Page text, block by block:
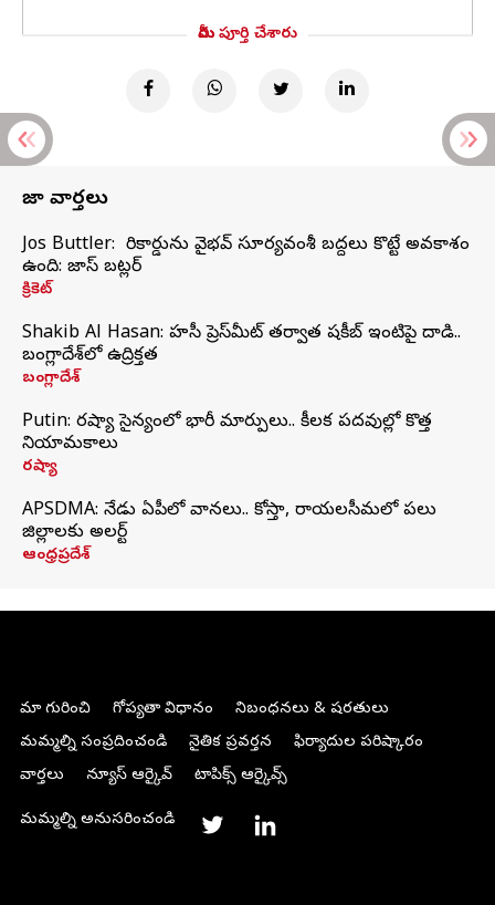
మీరు పూర్తి చేశారు
తాజా వార్తలు
Jos Buttler: నా రికార్డును వైభవ్ సూర్యవంశీ బద్దలు కొట్టే అవకాశం
ఉంది: జాస్ బట్లర్
క్రికెట్
Shakib Al Hasan: హసీనా ప్రెస్‌మీట్‌ తర్వాత షకీబ్‌ ఇంటిపై దాడి..
బంగ్లాదేశ్‌లో ఉద్రిక్తత
బంగ్లాదేశ్
Putin: రష్యా సైన్యంలో భారీ మార్పులు.. కీలక పదవుల్లో కొత్త
నియామకాలు
రష్యా
APSDMA: నేడు ఏపీలో వానలు.. కోస్తా, రాయలసీమలో పలు
జిల్లాలకు అలర్ట్
ఆంధ్రప్రదేశ్
మా గురించి గోప్యతా విధానం
నిబంధనలు & షరతులు
మమ్మల్ని సంప్రదించండి
నైతిక ప్రవర్తన
ఫిర్యాదుల పరిష్కారం
వార్తలు
న్యూస్ ఆర్కైవ్ టాపిక్స్ ఆర్కైవ్స్
మమ్మల్ని అనుసరించండి